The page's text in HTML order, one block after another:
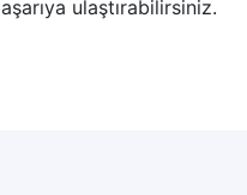
ulaştırabilirsiniz.